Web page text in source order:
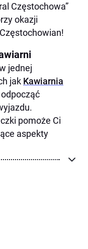
Częstochowa”
okazji
jednej
jak Kawiarnia
pomoże Ci
aspekty